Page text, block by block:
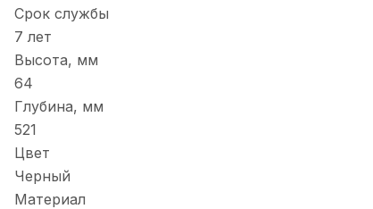
Срок службы
7 лет
Высота, мм
64
Глубина, мм
521
Цвет
Черный
Материал